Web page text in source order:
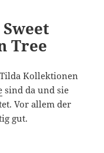
Tree
Kollektionen
sind da und sie
Vor allem der
gut.
Sweet Heart und